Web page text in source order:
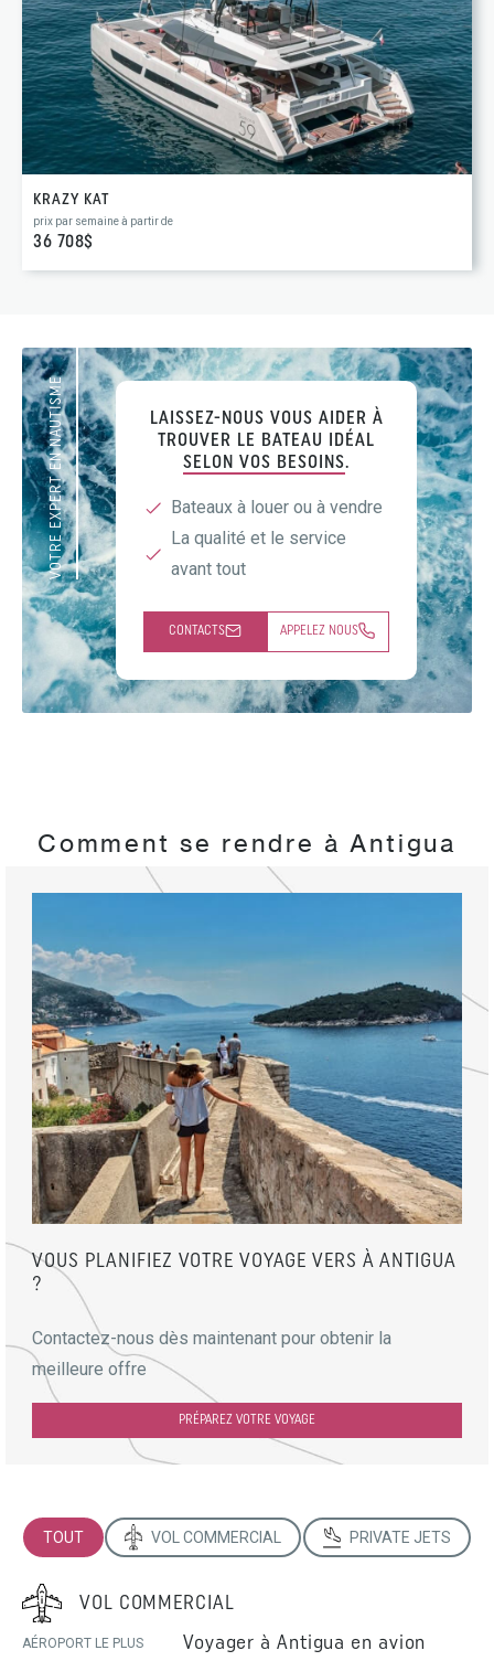
KRAZY KAT
prix par semaine à partir de
36 708$
VOTRE EXPERT EN NAUTISME
LAISSEZ-NOUS VOUS AIDER À
TROUVER LE BATEAU IDÉAL
SELON VOS BESOINS.
Bateaux à louer ou à vendre
La qualité et le service
avant tout
CONTACTS APPELEZ NOUS
Comment se rendre à Antigua
VOUS PLANIFIEZ VOTRE VOYAGE VERS À ANTIGUA
?
Contactez-nous dès maintenant pour obtenir la
meilleure offre
PRÉPAREZ VOTRE VOYAGE
TOUT VOL COMMERCIAL PRIVATE JETS
VOL COMMERCIAL
AÉROPORT LE PLUS
Voyager à Antigua en avion